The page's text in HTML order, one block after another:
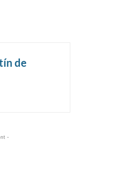
de
-